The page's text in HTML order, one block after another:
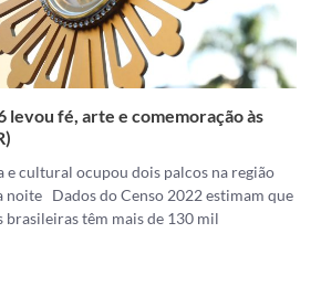
levou fé, arte e comemoração às
e cultural ocupou dois palcos na região
noite Dados do Censo 2022 estimam que
brasileiras têm mais de 130 mil